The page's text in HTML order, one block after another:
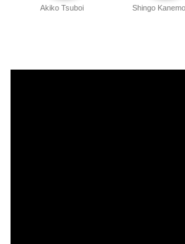
Shingo
Akiko Tsuboi